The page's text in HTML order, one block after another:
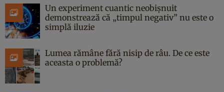
Un experiment cuantic neobișnuit
demonstrează că „timpul negativ” nu este o
simplă iluzie
Lumea rămâne fără nisip de râu. De ce este
aceasta o problemă?